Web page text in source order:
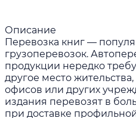
Описание
Перевозка книг —
грузоперевозок.
продукции нередко
другое место
офисов или других
издания перевозят в
при доставке